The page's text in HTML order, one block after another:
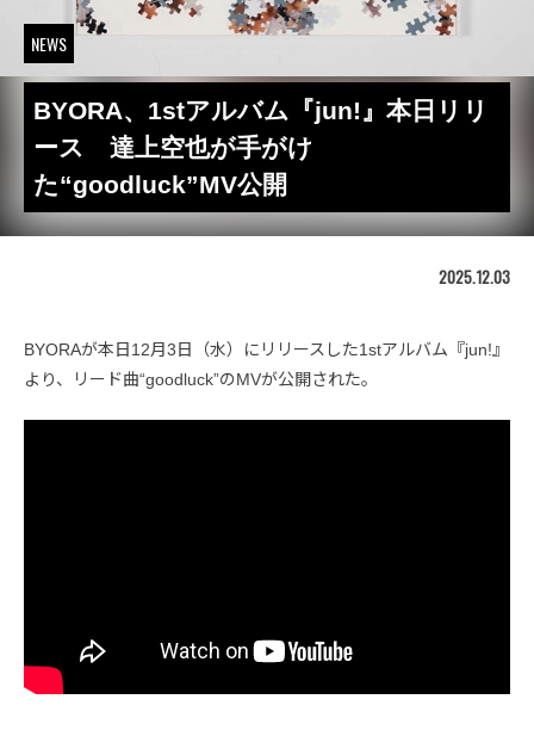
NEWS
BYORA、1stアルバム『jun!』本日リリ
ース 達上空也が手がけ
た“goodluck”MV公開
2025.12.03
BYORAが本日12月3日（水）にリリースした1stアルバム『jun!』
より、リード曲“goodluck”のMVが公開された。